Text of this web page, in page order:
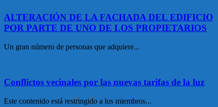
ALTERACIÓN DE LA FACHADA DEL EDIFICIO
POR PARTE DE UNO DE LOS PROPIETARIOS
Un gran número de personas que adquiere...
Conflictos vecinales por las nuevas tarifas de la luz
Este contenido está restringido a los miembros...